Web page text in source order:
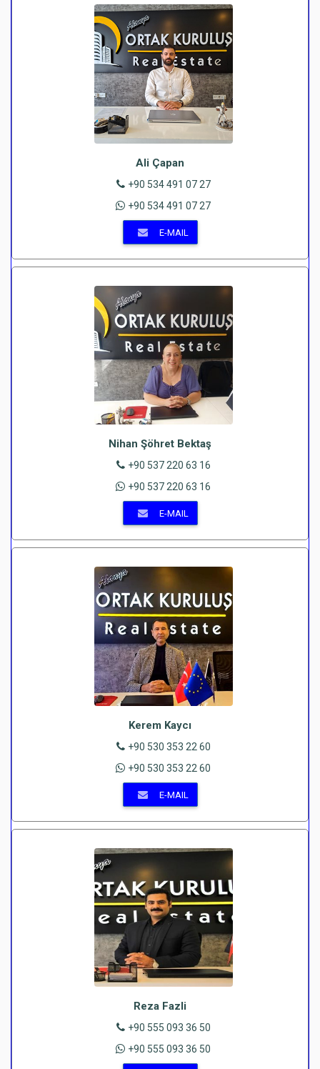
Ali Çapan
+90 534 491 07 27
+90 534 491 07 27
E-MAIL
Nihan Şöhret Bektaş
+90 537 220 63 16
+90 537 220 63 16
E-MAIL
Kerem Kaycı
+90 530 353 22 60
+90 530 353 22 60
E-MAIL
Reza Fazli
+90 555 093 36 50
+90 555 093 36 50